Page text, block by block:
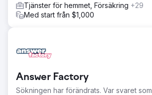
Tjänster för hemmet, Försäkring +29
Med start från $1,000
Answer Factory
Sökningen har förändrats. Var svaret